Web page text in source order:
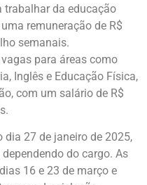
trabalhar da educação
remuneração de R$
semanais.
para áreas como
Inglês e Educação Física,
com um salário de R$
dia 27 de janeiro de 2025,
do cargo. As
16 e 23 de março e